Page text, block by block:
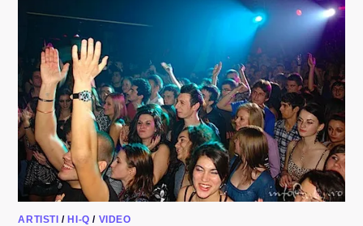
ARTISTI /HI-Q / VIDEO